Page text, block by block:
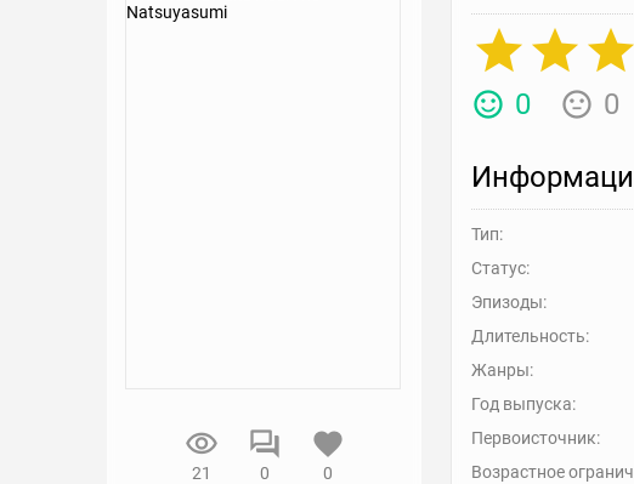
21 0 0
0 0
Тип:
Статус:
Эпизоды:
Длительность:
Жанры:
Год выпуска:
Первоисточник:
Возрастное